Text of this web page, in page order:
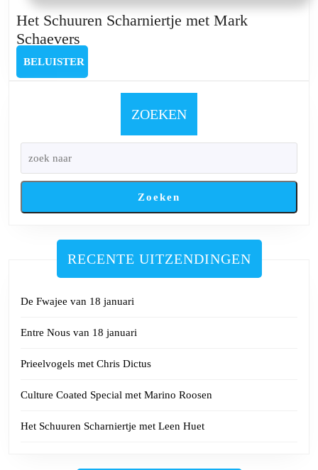
Het Schuuren Scharniertje met Mark
Schaevers
Schuuren
Scharniertje
BELUISTER
ZOEKEN
Zoeken
RECENTE UITZENDINGEN
De Fwajee van 18 januari
Entre Nous van 18 januari
Prieelvogels met Chris Dictus
Culture Coated Special met Marino Roosen
Het Schuuren Scharniertje met Leen Huet